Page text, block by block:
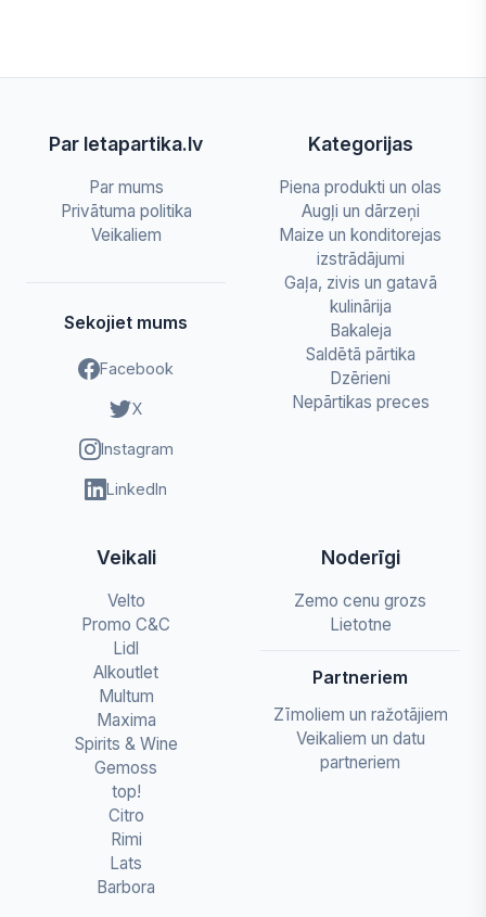
Par letapartika.lv
Par mums
Privātuma politika
Veikaliem
Sekojiet mums
Facebook
X
Instagram
LinkedIn
Kategorijas
Piena produkti un olas
Augļi un dārzeņi
Maize un konditorejas
izstrādājumi
Gaļa, zivis un gatavā
kulinārija
Bakaleja
Saldētā pārtika
Dzērieni
Nepārtikas preces
Veikali
Velto
Promo C&C
Lidl
Alkoutlet
Multum
Maxima
Spirits & Wine
Gemoss
top!
Citro
Rimi
Lats
Barbora
Noderīgi
Zemo cenu grozs
Lietotne
Partneriem
Zīmoliem un ražotājiem
Veikaliem un datu
partneriem